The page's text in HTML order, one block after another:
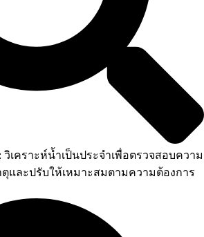
วิเคราะห์น้ำเป็นประจำเพื่อตรวจสอบความ
และปรับให้เหมาะสมตามความต้องการ